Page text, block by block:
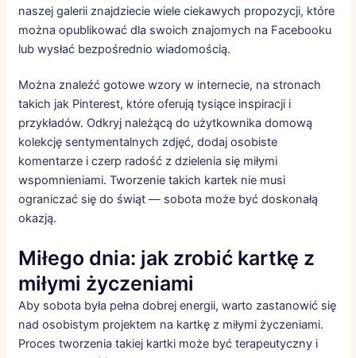
naszej galerii znajdziecie wiele ciekawych propozycji, które
można opublikować dla swoich znajomych na Facebooku
lub wysłać bezpośrednio wiadomością.
Można znaleźć gotowe wzory w internecie, na stronach
takich jak Pinterest, które oferują tysiące inspiracji i
przykładów. Odkryj należącą do użytkownika domową
kolekcję sentymentalnych zdjęć, dodaj osobiste
komentarze i czerp radość z dzielenia się miłymi
wspomnieniami. Tworzenie takich kartek nie musi
ograniczać się do świąt — sobota może być doskonałą
okazją.
Miłego dnia: jak zrobić kartkę z
miłymi życzeniami
Aby sobota była pełna dobrej energii, warto zastanowić się
nad osobistym projektem na kartkę z miłymi życzeniami.
Proces tworzenia takiej kartki może być terapeutyczny i